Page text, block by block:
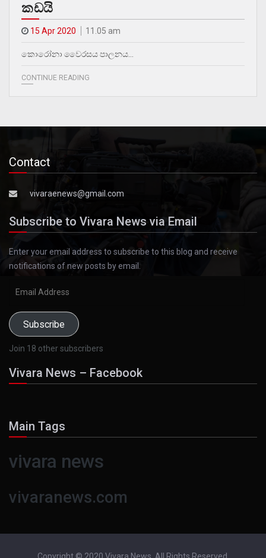
කඩයි
15 Apr 2020 11.05 am
කොරෝනා වෛරසය පාලනය…
CONTINUE READING
Contact
vivaraenews@gmail.com
Subscribe to Vivara News via Email
Enter your email address to subscribe to this blog and receive
notifications of new posts by email.
Subscribe
Join 18 other subscribers
Vivara News – Facebook
Main Tags
vivara news
vivaranews.com